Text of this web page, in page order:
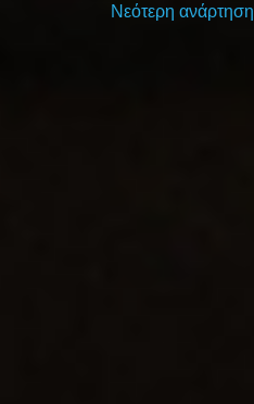
Νεότερη ανάρτηση